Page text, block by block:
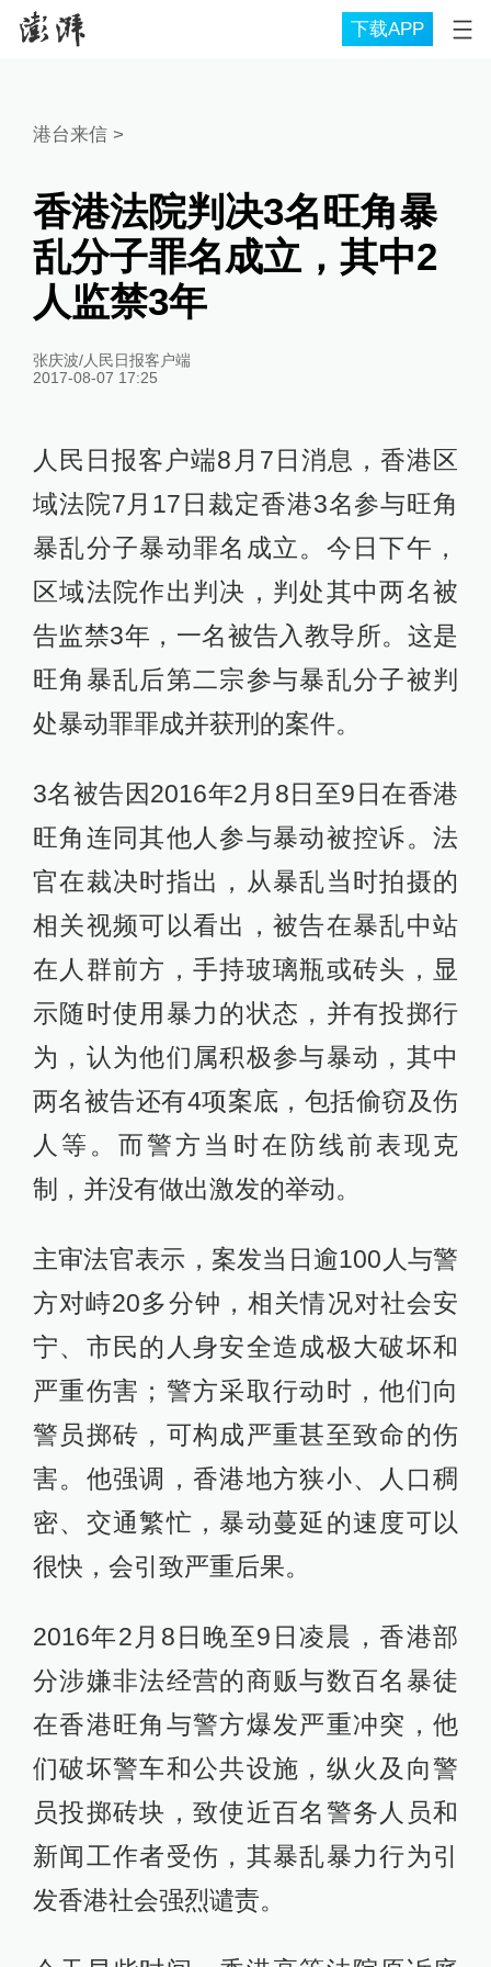
下载APP
港台来信>
香港法院判决3名旺角暴
乱分子罪名成立，其中2
人监禁3年
张庆波/人民日报客户端
2017-08-07 17:25
人民日报客户端8月7日消息，香港区
域法院7月17日裁定香港3名参与旺角
暴乱分子暴动罪名成立。今日下午，
区域法院作出判决，判处其中两名被
告监禁3年，一名被告入教导所。这是
旺角暴乱后第二宗参与暴乱分子被判
处暴动罪罪成并获刑的案件。
3名被告因2016年2月8日至9日在香港
旺角连同其他人参与暴动被控诉。法
官在裁决时指出，从暴乱当时拍摄的
相关视频可以看出，被告在暴乱中站
在人群前方，手持玻璃瓶或砖头，显
示随时使用暴力的状态，并有投掷行
为，认为他们属积极参与暴动，其中
两名被告还有4项案底，包括偷窃及伤
人等。而警方当时在防线前表现克
制，并没有做出激发的举动。
主审法官表示，案发当日逾100人与警
方对峙20多分钟，相关情况对社会安
宁、市民的人身安全造成极大破坏和
严重伤害；警方采取行动时，他们向
警员掷砖，可构成严重甚至致命的伤
害。他强调，香港地方狭小、人口稠
密、交通繁忙，暴动蔓延的速度可以
很快，会引致严重后果。
2016年2月8日晚至9日凌晨，香港部
分涉嫌非法经营的商贩与数百名暴徒
在香港旺角与警方爆发严重冲突，他
们破坏警车和公共设施，纵火及向警
员投掷砖块，致使近百名警务人员和
新闻工作者受伤，其暴乱暴力行为引
发香港社会强烈谴责。